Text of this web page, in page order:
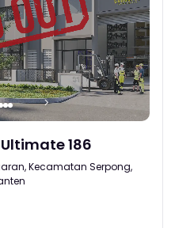
186
Kecamatan Serpong,